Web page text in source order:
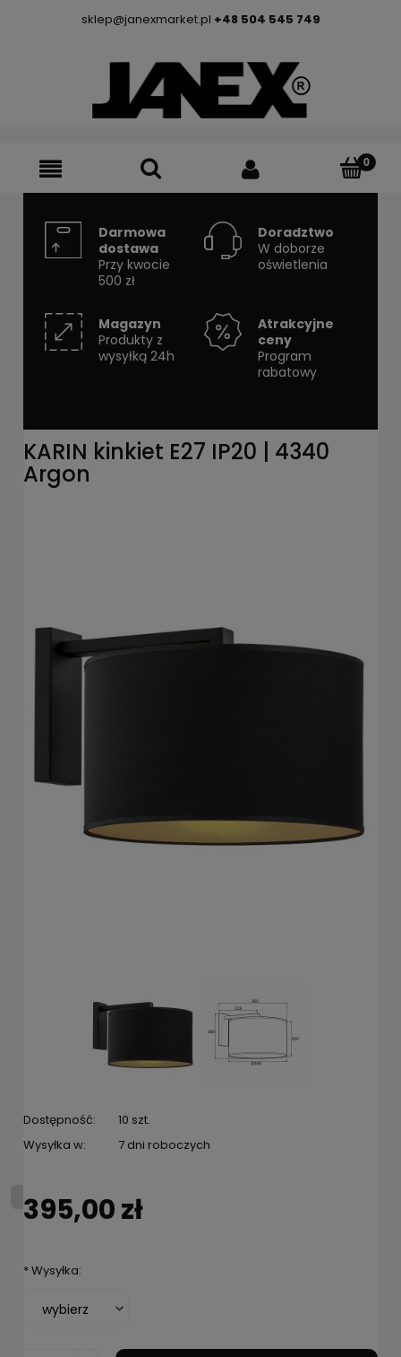
sklep@janexmarket.pl +48 504 545 749
Darmowa
dostawa
Przy kwocie
500 zł
Doradztwo
W doborze
oświetlenia
Magazyn
Produkty z
wysyłką 24h
Atrakcyjne
ceny
Program
rabatowy
KARIN kinkiet E27 IP20 | 4340
Argon
Dostępność:
10 szt.
Wysyłka w:
7 dni roboczych
395,00 zł
*Wysyłka: